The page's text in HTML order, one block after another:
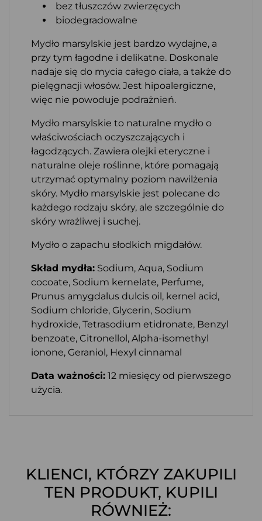
bez tłuszczów zwierzęcych
biodegradowalne
Mydło marsylskie jest bardzo wydajne, a
przy tym łagodne i delikatne. Doskonale
nadaje się do mycia całego ciała, a także do
pielęgnacji włosów. Jest hipoalergiczne,
więc nie powoduje podrażnień.
Mydło marsylskie to naturalne mydło o
właściwościach oczyszczających i
łagodzących. Zawiera olejki eteryczne i
naturalne oleje roślinne, które pomagają
utrzymać optymalny poziom nawilżenia
skóry. Mydło marsylskie jest polecane do
każdego rodzaju skóry, ale szczególnie do
skóry wrażliwej i suchej.
Mydło o zapachu słodkich migdałów.
Skład mydła: Sodium, Aqua, Sodium
cocoate, Sodium kernelate, Perfume,
Prunus amygdalus dulcis oil, kernel acid,
Sodium chloride, Glycerin, Sodium
hydroxide, Tetrasodium etidronate, Benzyl
benzoate, Citronellol, Alpha-isomethyl
ionone, Geraniol, Hexyl cinnamal
Data ważności: 12 miesięcy od pierwszego
użycia.
KLIENCI, KTÓRZY ZAKUPILI
TEN PRODUKT, KUPILI
RÓWNIEŻ: